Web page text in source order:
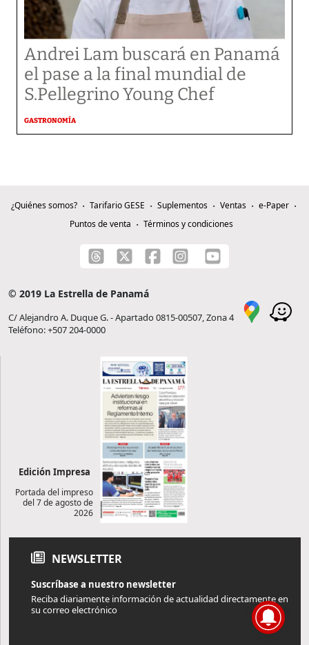
Andrei Lam buscará en Panamá
el pase a la final mundial de
S.Pellegrino Young Chef
GASTRONOMÍA
¿Quiénes somos? Tarifario GESE Suplementos Ventas
e-Paper
Puntos de venta
Términos y condiciones
© 2019 La Estrella de Panamá
C/ Alejandro A. Duque G. - Apartado 0815-00507, Zona 4
Teléfono: +507 204-0000
Edición Impresa
Portada del impreso
del 7 de agosto de
2026
NEWSLETTER
Suscríbase a nuestro newsletter
Reciba diariamente información de actualidad directamente en
su correo electrónico